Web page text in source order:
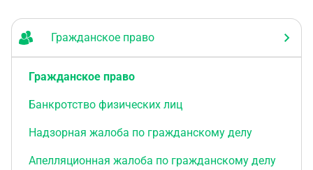
Гражданское право
Гражданское право
Банкротство физических лиц
Надзорная жалоба по гражданскому делу
Апелляционная жалоба по гражданскому делу